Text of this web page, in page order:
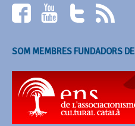
SOM MEMBRES FUNDADORS DE